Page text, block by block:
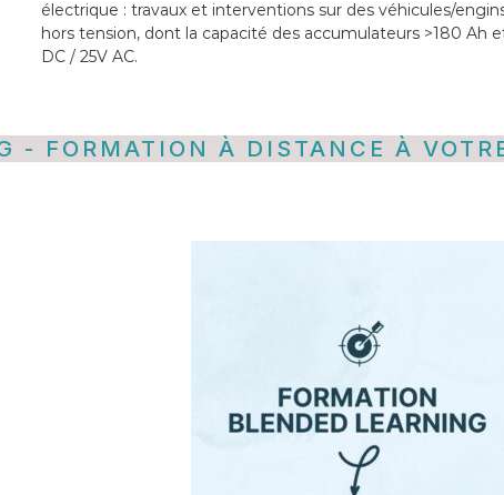
électrique : travaux et interventions sur des véhicules/
hors tension, dont la capacité des accumulateurs >180 Ah
DC / 25V AC.
- FORMATION À DISTANCE À